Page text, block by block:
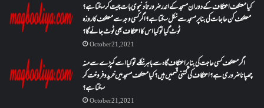
کیا معتکف اعتکاف کے دوران مسجد کے اندر ضرورتاً دنیوی بات چیت کر سکتا ہے؟
معتکف کن حاجات کی بنا پر مسجد سے نکل سکتا ہے؟ اگر کسی وجہ سے معتکف کا روزہ
ٹوٹ گیا تو کیا اس کا اعتکاف بھی ٹوٹ جائے گا؟
October 21, 2021
اگر معتکف کسی حاجت کی بنا پر اعتکاف گاہ سے باہر نکلے تو کیا اسے کپڑے سے منہ
چھپانا ضروری ہے؟اعتکاف کی کتنی قسمیں ہیں؟کیا معتکف مسجد میں خرید و فروخت کر
سکتا ہے؟
October 21, 2021